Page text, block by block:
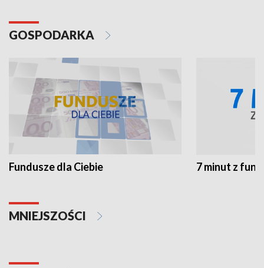
GOSPODARKA
Fundusze dla Ciebie 7 minut z
MNIEJSZOŚCI